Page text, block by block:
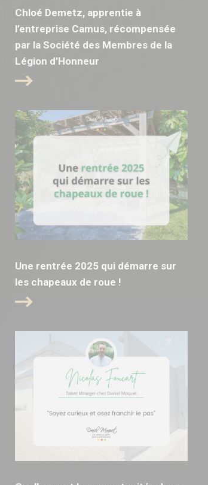
vos Options
Chloé Demetz, apprentie à
l’entreprise Camus, récompensée
par la Société des Membres de la
Légion d’Honneur
Une rentrée 2025 qui démarre sur
les chapeaux de roue !